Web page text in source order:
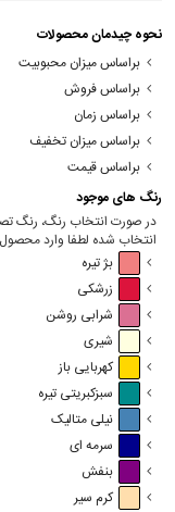
نحوه چیدمان محصولات
براساس میزان محبوبیت
براساس فروش
براساس زمان
براساس میزان تخفیف
براساس قیمت
رنگ های موجود
در صورت انتخاب رنگ، رنگ
انتخاب شده لطفا وارد
بژ تیره
زرشکی
شرابی روشن
شیری
کهربایی باز
سبزکبریتی تیره
نیلی متالیک
سرمه ای
بنفش
کرم سیر